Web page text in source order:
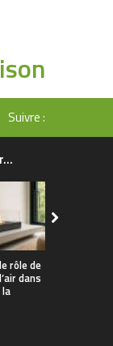
Suivre :
rôle de
dans